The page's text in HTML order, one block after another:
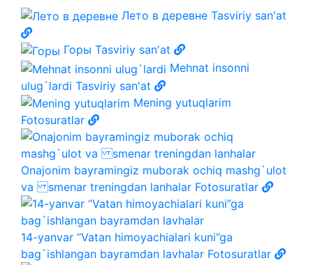
Лето в деревне Tasviriy san'at
Горы Tasviriy san'at
Mehnat insonni
ulug`lardi Tasviriy san'at
Mening yutuqlarim
Fotosuratlar
Onajonim bayramingiz muborak ochiq mashg`ulot
va smenar treningdan lanhalar Fotosuratlar
14-yanvar “Vatan himoyachialari kuni”ga
bag`ishlangan bayramdan lavhalar Fotosuratlar